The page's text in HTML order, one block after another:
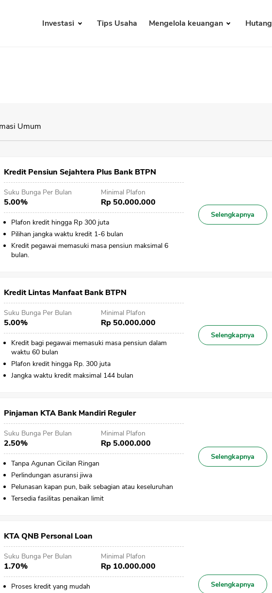
Investasi Tips Usaha Mengelola keuangan Hutang
Umum
Kredit Pensiun Sejahtera Plus Bank BTPN
Suku Bunga Per Bulan
5.00%
Minimal Plafon
Rp 50.000.000
Plafon kredit hingga Rp 300 juta
Pilihan jangka waktu kredit 1-6 bulan
Kredit pegawai memasuki masa pensiun maksimal 6
bulan.
Selengkapnya
Kredit Lintas Manfaat Bank BTPN
Suku Bunga Per Bulan
5.00%
Minimal Plafon
Rp 50.000.000
Kredit bagi pegawai memasuki masa pensiun dalam
waktu 60 bulan
Plafon kredit hingga Rp. 300 juta
Jangka waktu kredit maksimal 144 bulan
Selengkapnya
Pinjaman KTA Bank Mandiri Reguler
Suku Bunga Per Bulan
2.50%
Minimal Plafon
Rp 5.000.000
Tanpa Agunan Cicilan Ringan
Perlindungan asuransi jiwa
Pelunasan kapan pun, baik sebagian atau keseluruhan
Tersedia fasilitas penaikan limit
Selengkapnya
KTA QNB Personal Loan
Suku Bunga Per Bulan
1.70%
Minimal Plafon
Rp 10.000.000
Proses kredit yang mudah
Selengkapnya